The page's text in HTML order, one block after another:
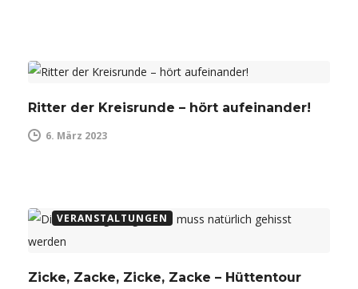
Ritter der Kreisrunde – hört aufeinander!
6. März 2023
VERANSTALTUNGEN
Zicke, Zacke, Zicke, Zacke – Hüttentour